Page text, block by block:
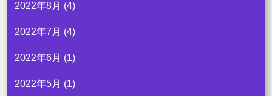
2022年8月 (4)
2022年7月 (4)
2022年6月 (1)
2022年5月 (1)